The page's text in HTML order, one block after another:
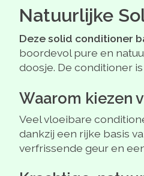
Natuurlijke
Deze solid conditioner
boordevol pure en
doosje. De conditioner
Waarom kiezen
Veel vloeibare
dankzij een rijke basis
verfrissende geur en